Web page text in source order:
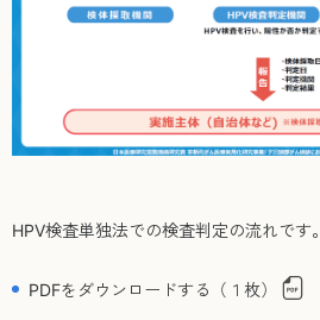
HPV検査単独法での検査判定の流れです。
PDFをダウンロードする（１枚）